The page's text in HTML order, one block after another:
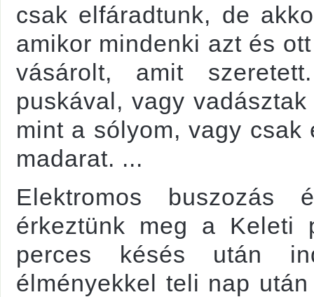
csak elfáradtunk, de
amikor mindenki azt és
vásárolt, amit
puskával, vagy
mint a sólyom, vagy
madarat. ...
Elektromos
érkeztünk meg a Keleti
perces késés után
élményekkel teli nap